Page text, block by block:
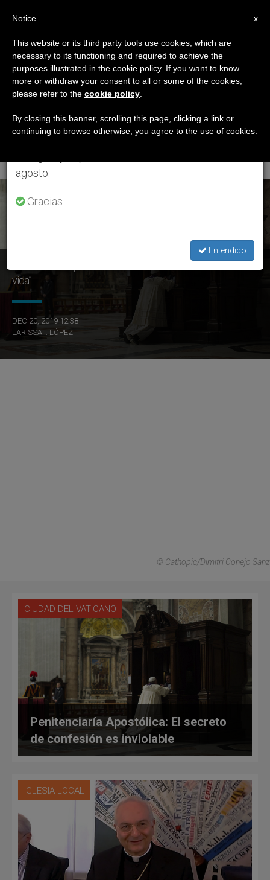
ETIQUETA
Posts Tagged
‘cardenal Mauro
Piacenza’
ÚLTIMAS NOTICIAS
Penitenciaría Apostólica: Los confesores, “ministros de la
vida”
DEC 20, 2019 12:38
LARISSA I. LÓPEZ
© Cathopic/Dimitri Conejo Sanz
CIUDAD DEL VATICANO
Penitenciaría Apostólica: El secreto
de confesión es inviolable
IGLESIA LOCAL
×
Aviso importante
Del 27 de julio al 7 de agosto haremos la pausa
anual, aprovechando que en el periodo de verano
se generan menos informaciones y también el
agosto.
Gracias.
Entendido
x
Notice
This website or its third party tools use cookies, which are
necessary to its functioning and required to achieve the
purposes illustrated in the cookie policy. If you want to know
more or withdraw your consent to all or some of the cookies,
please refer to the cookie policy
By closing this banner, scrolling this page, clicking a link or
continuing to browse otherwise, you agree to the use of cookies.